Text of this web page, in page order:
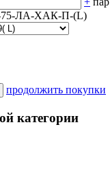
75-ЛА-ХАК-П-(L)
продолжить покупки
категории